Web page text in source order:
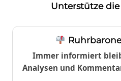
Unterstütze
Immer informiert
Analysen und